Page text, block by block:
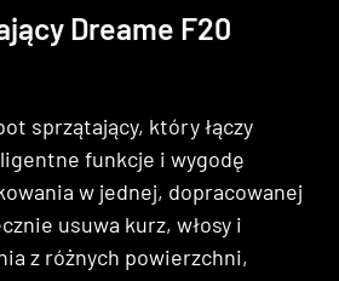
Dreame F20
sprzątający, który łączy
funkcje i wygodę
w jednej, dopracowanej
usuwa kurz, włosy i
z różnych powierzchni,